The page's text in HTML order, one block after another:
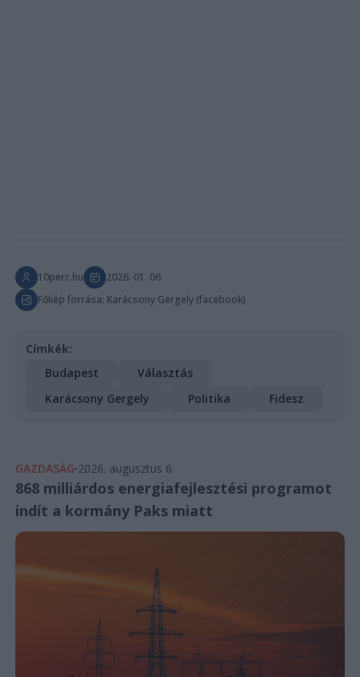
10perc.hu
2026. 01. 06.
Főkép forrása: Karácsony Gergely (facebook)
Címkék:
Budapest
Választás
Karácsony Gergely
Politika Fidesz
GAZDASÁG 2026. augusztus 6.
868 milliárdos energiafejlesztési programot
indít a kormány Paks miatt